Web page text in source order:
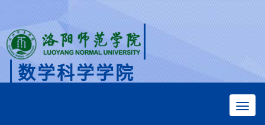
数学科学学院